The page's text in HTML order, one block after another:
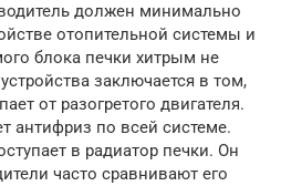
должен минимально
отопительной системы и
блока печки хитрым не
заключается в том,
от разогретого двигателя.
антифриз по всей системе.
в радиатор печки. Он
часто сравнивают его